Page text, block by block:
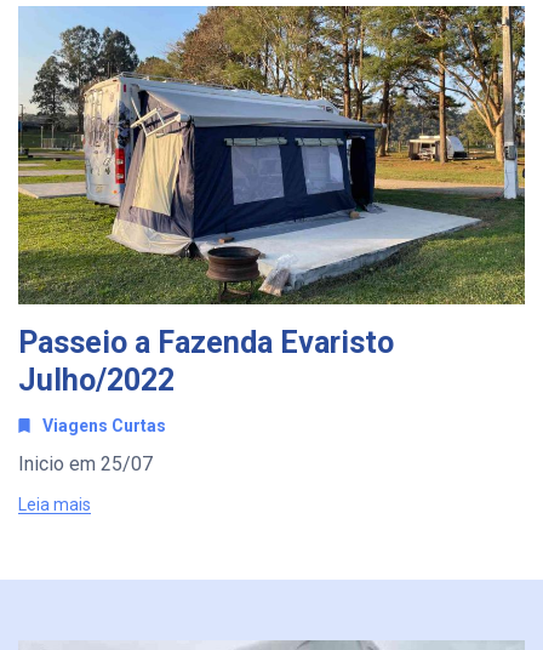
Passeio a Fazenda Evaristo
Julho/2022
Viagens Curtas
Inicio em 25/07
Leia mais